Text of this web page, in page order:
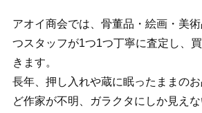
アオイ商会では、骨董品・絵画・美
つスタッフが1つ1つ丁寧に査定し、
きます。
長年、押し入れや蔵に眠ったままの
ど作家が不明、ガラクタにしか見え